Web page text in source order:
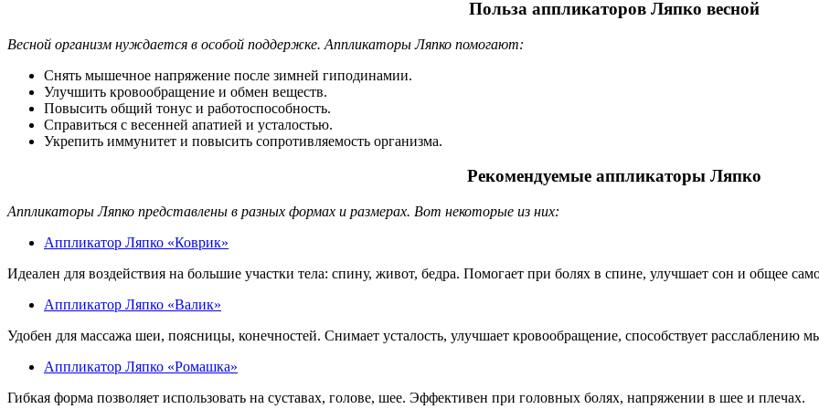
Польза аппликаторов Ляпко весной
Весной организм нуждается в особой поддержке. Аппликаторы Ляпко помогают:
Снять мышечное напряжение после зимней гиподинамии.
Улучшить кровообращение и обмен веществ.
Повысить общий тонус и работоспособность.
Справиться с весенней апатией и усталостью.
Укрепить иммунитет и повысить сопротивляемость организма.
Рекомендуемые аппликаторы Ляпко
Аппликаторы Ляпко представлены в разных формах и размерах. Вот некоторые из них:
Аппликатор Ляпко «Коврик»
Идеален для воздействия на большие участки тела: спину, живот, бедра. Помогает при болях в спине, улучшает сон и общее
Аппликатор Ляпко «Валик»
Удобен для массажа шеи, поясницы, конечностей. Снимает усталость, улучшает кровообращение, способствует расслаблению
Аппликатор Ляпко «Ромашка»
Гибкая форма позволяет использовать на суставах, голове, шее. Эффективен при головных болях, напряжении в шее и плечах.